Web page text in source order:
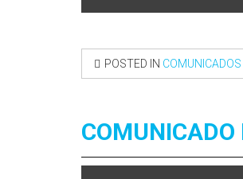
POSTED IN COMUNICADOS